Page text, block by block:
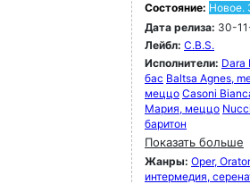
Состояние: Новое.
Дата релиза: 30-
Лейбл: C.B.S.
Исполнители: Dara
бас Baltsa Agnes,
меццо Casoni
Мария, меццо
баритон
Показать больше
Жанры: Oper,
интермедия,